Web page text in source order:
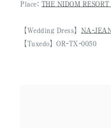
Place: THE NIDOM RESORT
【Wedding Dress】 NA-
【Tuxedo】OR-TX-0050